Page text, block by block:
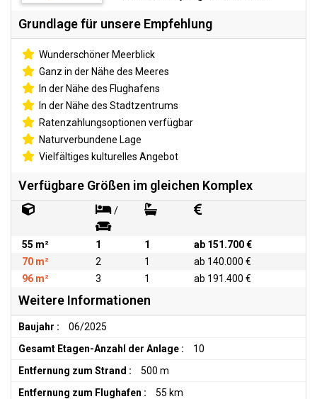
Grundlage für unsere Empfehlung
Wunderschöner Meerblick
Ganz in der Nähe des Meeres
In der Nähe des Flughafens
In der Nähe des Stadtzentrums
Ratenzahlungsoptionen verfügbar
Naturverbundene Lage
Vielfältiges kulturelles Angebot
Verfügbare Größen im gleichen Komplex
/
55 m² 1 1
ab 151.700 €
70 m²
2 1
ab 140.000 €
96 m²
3 1 ab 191.400 €
Weitere Informationen
Baujahr :
06/2025
Gesamt Etagen-Anzahl der Anlage :
10
Entfernung zum Strand :
500 m
Entfernung zum Flughafen :
55 km